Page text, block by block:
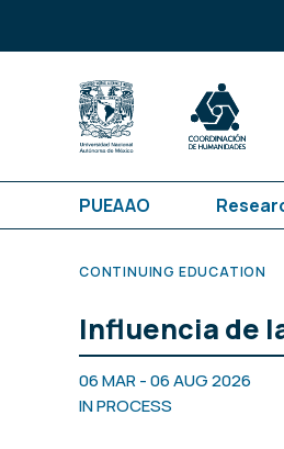
PUEAAO
CONTINUING EDUCATION
Influencia de
06 MAR - 06 AUG 2026
IN PROCESS